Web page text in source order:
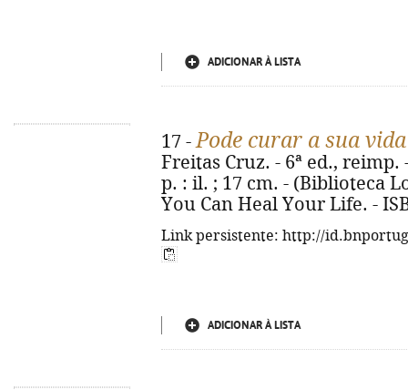
ADICIONAR À LISTA
17 -Pode curar a sua vida
Freitas Cruz. - 6ª ed., reimp.
p. : il. ; 17 cm. - (Biblioteca
You Can Heal Your Life. -
Link persistente: http://
ADICIONAR À LISTA